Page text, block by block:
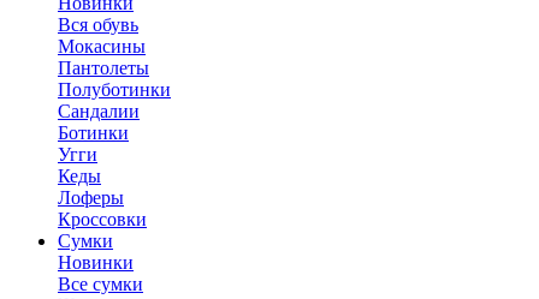
Вся обувь
Мокасины
Пантолеты
Полуботинки
Сандалии
Ботинки
Угги
Кеды
Лоферы
Кроссовки
Сумки
Новинки
Все сумки